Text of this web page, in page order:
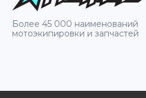
Более 45 000 наименований
мотоэкипировки и запчастей